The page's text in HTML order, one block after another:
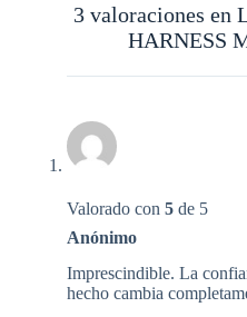
3 valoraciones en
HARNESS
Valorado con 5 de 5
Anónimo
Imprescindible. La
hecho cambia